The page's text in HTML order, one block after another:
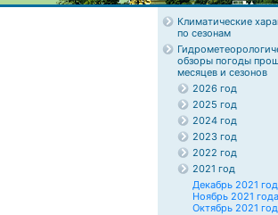
Климатические
по сезонам
обзоры погоды
месяцев и сезонов
2026 год
2025 год
2024 год
2023 год
2022 год
2021 год
Декабрь 2021
Ноябрь 2021 года
Октябрь 2021